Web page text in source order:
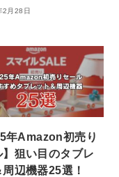
2月28日
年Amazon初売り
】狙い目のタブレ
周辺機器25選！